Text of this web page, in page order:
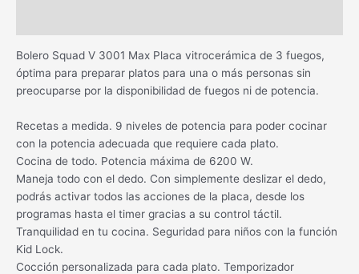
Bolero Squad V 3001 Max Placa vitrocerámica de 3 fuegos,
óptima para preparar platos para una o más personas sin
preocuparse por la disponibilidad de fuegos ni de potencia.
Recetas a medida. 9 niveles de potencia para poder cocinar
con la potencia adecuada que requiere cada plato.
Cocina de todo. Potencia máxima de 6200 W.
Maneja todo con el dedo. Con simplemente deslizar el dedo,
podrás activar todos las acciones de la placa, desde los
programas hasta el timer gracias a su control táctil.
Tranquilidad en tu cocina. Seguridad para niños con la función
Kid Lock.
Cocción personalizada para cada plato. Temporizador